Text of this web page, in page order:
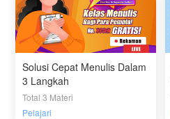
Solusi Cepat Menulis Dalam
3 Langkah
Total 3 Materi
Pelajari